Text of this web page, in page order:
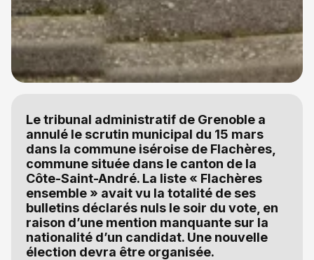
Le tribunal administratif de Grenoble a
annulé le scrutin municipal du 15 mars
dans la commune iséroise de Flachères,
commune située dans le canton de la
Côte-Saint-André. La liste « Flachères
ensemble » avait vu la totalité de ses
bulletins déclarés nuls le soir du vote, en
raison d’une mention manquante sur la
nationalité d’un candidat. Une nouvelle
élection devra être organisée.